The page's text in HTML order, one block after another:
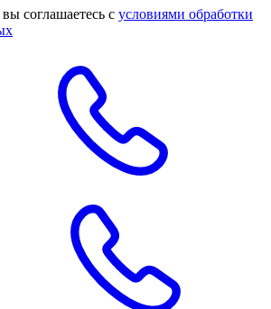
соглашаетесь с условиями обработки